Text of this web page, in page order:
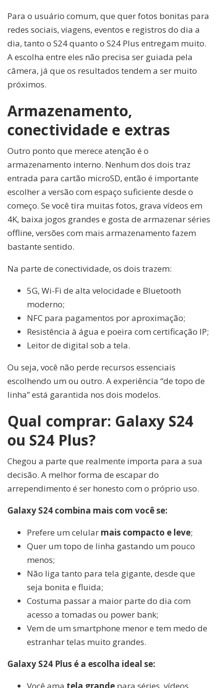
Para o usuário comum, que quer fotos bonitas para
redes sociais, viagens, eventos e registros do dia a
dia, tanto o S24 quanto o S24 Plus entregam muito.
A escolha entre eles não precisa ser guiada pela
câmera, já que os resultados tendem a ser muito
próximos.
Armazenamento,
conectividade e extras
Outro ponto que merece atenção é o
armazenamento interno. Nenhum dos dois traz
entrada para cartão microSD, então é importante
escolher a versão com espaço suficiente desde o
começo. Se você tira muitas fotos, grava vídeos em
4K, baixa jogos grandes e gosta de armazenar séries
offline, versões com mais armazenamento fazem
bastante sentido.
Na parte de conectividade, os dois trazem:
5G, Wi-Fi de alta velocidade e Bluetooth
moderno;
NFC para pagamentos por aproximação;
Resistência à água e poeira com certificação IP;
Leitor de digital sob a tela.
Ou seja, você não perde recursos essenciais
escolhendo um ou outro. A experiência “de topo de
linha” está garantida nos dois modelos.
Qual comprar: Galaxy S24
ou S24 Plus?
Chegou a parte que realmente importa para a sua
decisão. A melhor forma de escapar do
arrependimento é ser honesto com o próprio uso.
Galaxy S24 combina mais com você se:
Prefere um celular mais compacto e leve;
Quer um topo de linha gastando um pouco
menos;
Não liga tanto para tela gigante, desde que
seja bonita e fluida;
Costuma passar a maior parte do dia com
acesso a tomadas ou power bank;
Vem de um smartphone menor e tem medo de
estranhar telas muito grandes.
Galaxy S24 Plus é a escolha ideal se:
Você ama tela grande para séries, vídeos,